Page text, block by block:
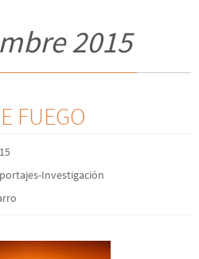
2015
FUEGO
Investigación